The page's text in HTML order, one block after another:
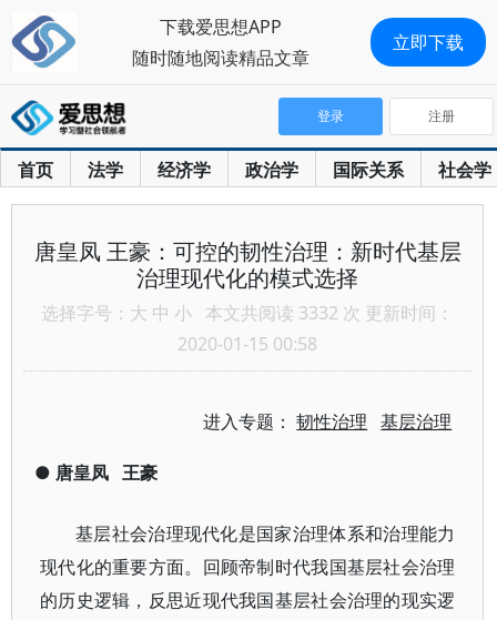
首页 法学 经济学 政治学 国际关系 社会学
登录 注册
唐皇凤 王豪：可控的韧性治理：新时代基层
治理现代化的模式选择
选择字号： 大 中 小 本文共阅读 3332 次 更新时间：
2020-01-15 00:58
进入专题：韧性治理 基层治理
● 唐皇凤 王豪
基层社会治理现代化是国家治理体系和治理能力
现代化的重要方面。回顾帝制时代我国基层社会治理
的历史逻辑，反思近现代我国基层社会治理的现实逻
下载爱思想APP
随时随地阅读精品文章
立即下载